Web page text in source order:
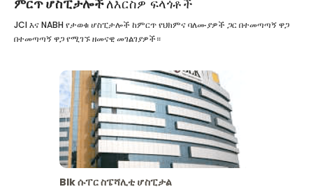
ምርጥ ሆስፒታሎችለእርስዎ ፍላጎቶች
JCI እና NABH የታወቁ ሆስፒታሎች ከምርጥ የህክምና ባለሙያዎች ጋር በተመጣጣኝ ዋጋ
በተመጣጣኝ ዋጋ የሚገኙ ዘመናዊ መገልገያዎች።
Blk ሱፐር ስፔሻሊቲ ሆስፒታል